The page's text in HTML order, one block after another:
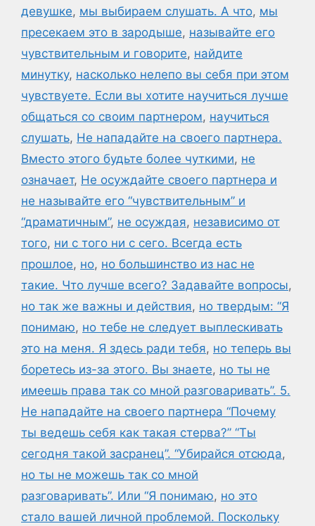
девушке, мы выбираем слушать. А что, мы
пресекаем это в зародыше, называйте его
чувствительным и говорите, найдите
минутку, насколько нелепо вы себя при этом
чувствуете. Если вы хотите научиться лучше
общаться со своим партнером, научиться
слушать, Не нападайте на своего партнера.
Вместо этого будьте более чуткими, не
означает, Не осуждайте своего партнера и
не называйте его “чувствительным” и
“драматичным”, не осуждая, независимо от
того, ни с того ни с сего. Всегда есть
прошлое, но, но большинство из нас не
такие. Что лучше всего? Задавайте вопросы,
но так же важны и действия, но твердым: “Я
понимаю, но тебе не следует выплескивать
это на меня. Я здесь ради тебя, но теперь вы
боретесь из-за этого. Вы знаете, но ты не
имеешь права так со мной разговаривать”. 5.
Не нападайте на своего партнера “Почему
ты ведешь себя как такая стерва?” “Ты
сегодня такой засранец”. “Убирайся отсюда,
но ты не можешь так со мной
разговаривать”. Или “Я понимаю, но это
стало вашей личной проблемой. Поскольку